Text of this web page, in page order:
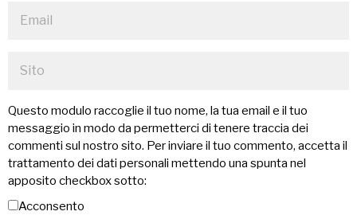
Questo modulo raccoglie il tuo nome, la tua email e il tuo
messaggio in modo da permetterci di tenere traccia dei
commenti sul nostro sito. Per inviare il tuo commento, accetta il
trattamento dei dati personali mettendo una spunta nel
apposito checkbox sotto:
Acconsento